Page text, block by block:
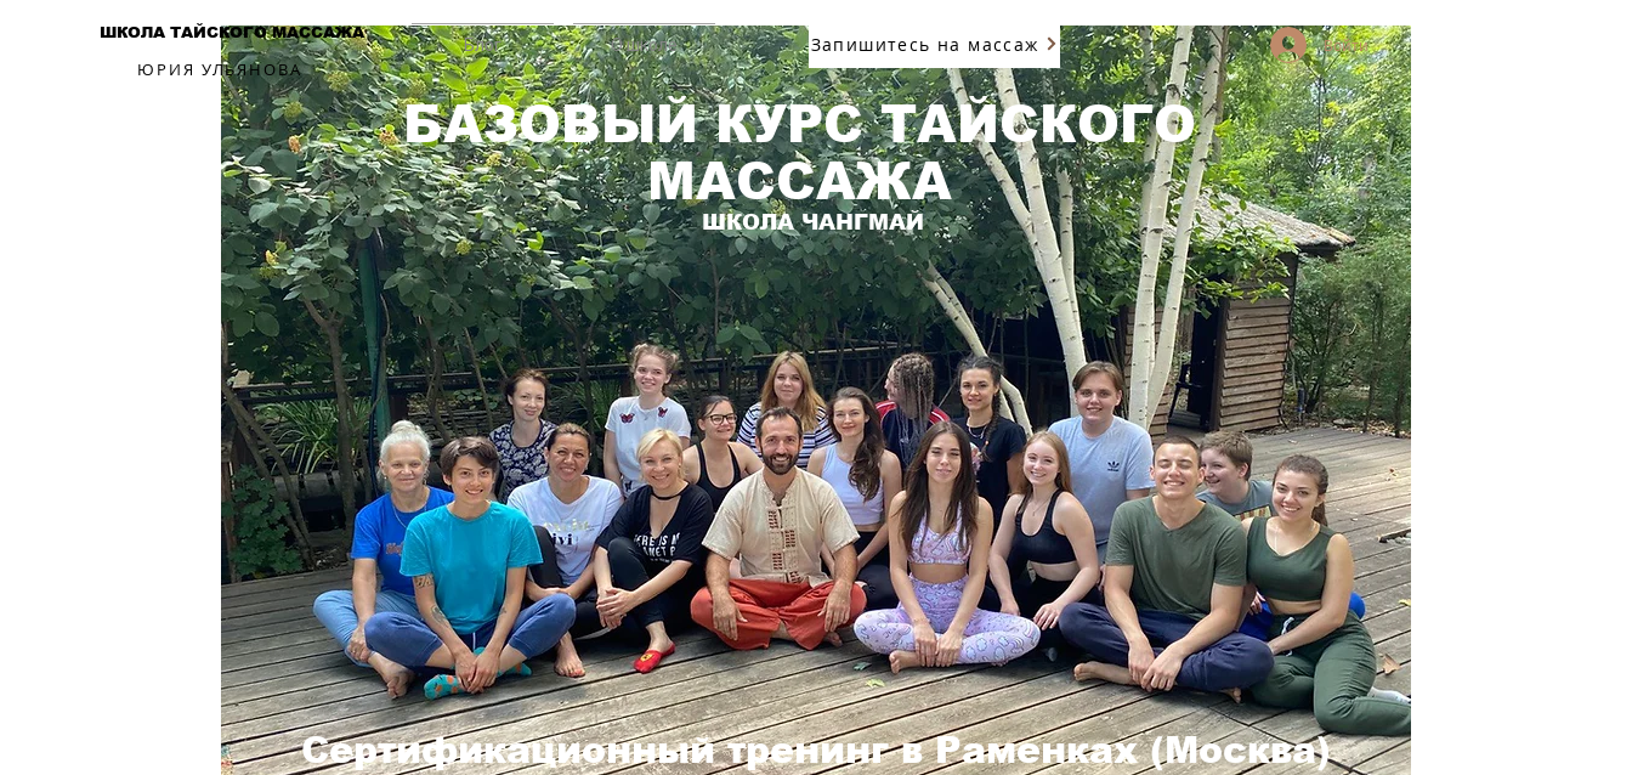
ШКОЛА ТАЙСКОГО МАССАЖА
Блог О школе
ЮРИЯ УЛЬЯНОВА
Запишитесь на массаж Войти
БАЗОВЫЙ КУРС ТАЙСКОГО
МАССАЖА
ШКОЛА ЧАНГМАЙ
Сертификационный тренинг в Раменках (Москва)